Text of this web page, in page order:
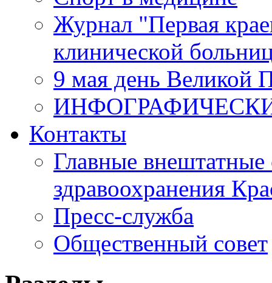
Журнал "Первая
клинической
9 мая день Великой
Контакты
Главные внештатные
здравоохранения
Пресс-служба
Общественный совет